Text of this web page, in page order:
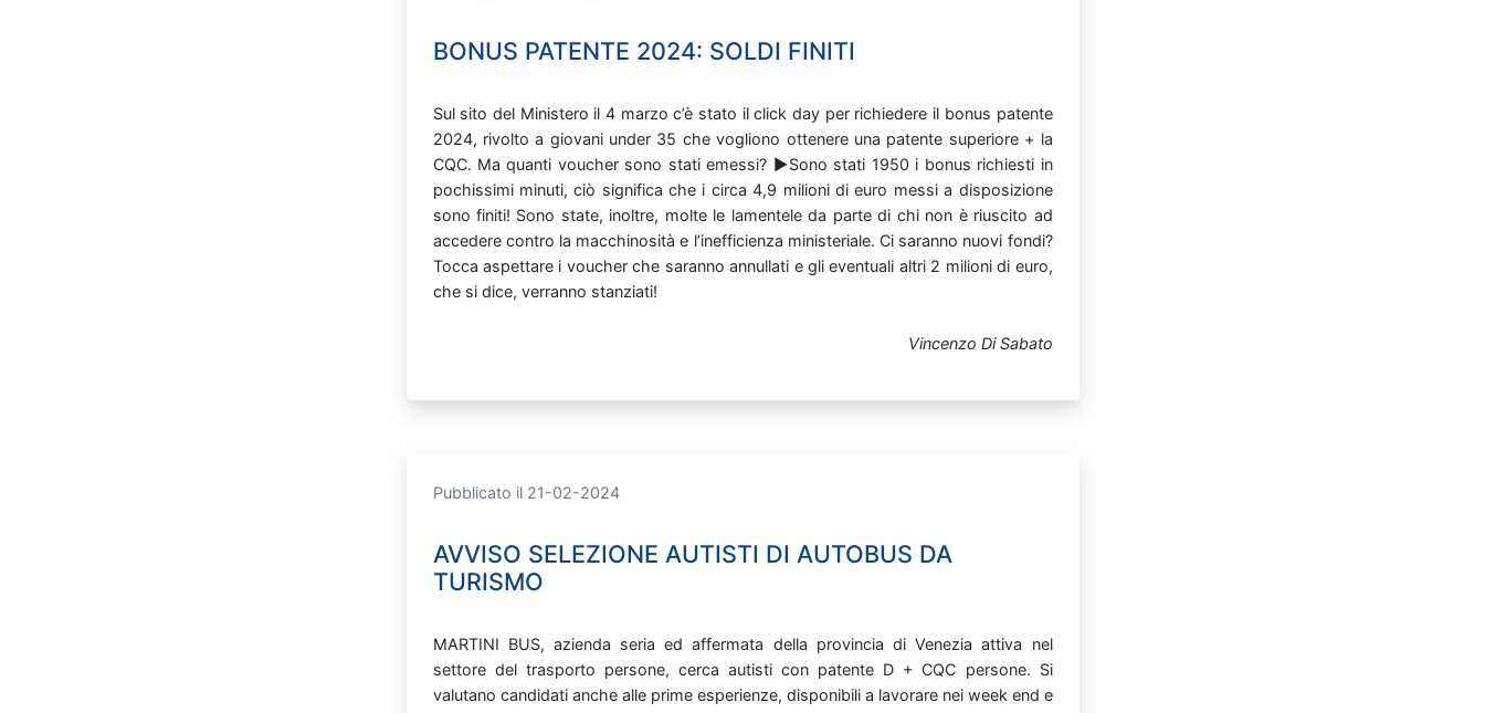
BONUS PATENTE 2024: SOLDI FINITI
Sul sito del Ministero il 4 marzoc’è stato ilclickday per richiedere il bonus patente
2024, rivoltoa giovani under 35 chevogliono ottenere una patente superiore + la
CQC. Maquanti voucher sono statiemessi? ▶️Sono stati 1950 i bonus richiesti in
pochissimi minuti,ciò significache i circa4,9 milionidieuro messia disposizione
sono finiti! Sono state, inoltre, molte le lamenteleda partedi chi non è riuscito ad
accedere contro la macchinositàe l’inefficienza ministeriale. Ci saranno nuovi fondi?
Tocca aspettare i voucherche sarannoannullati e glieventuali altri 2 milionidi euro,
che si dice, verranno stanziati!
Vincenzo Di Sabato
Pubblicato il 21-02-2024
AVVISO SELEZIONE AUTISTI DI AUTOBUS DA
TURISMO
MARTINI BUS, azienda seriaedaffermata della provincia diVeneziaattiva nel
settore del trasporto persone, cerca autisticon patente D +CQC persone. Si
valutano candidati anche alle prime esperienze, disponibili a lavorare nei week end e